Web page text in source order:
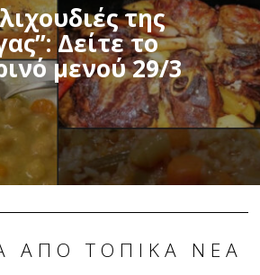
της
Δείτε το
μενού 29/3
ΑΠΌ ΤΟΠΙΚΆ ΝΈΑ